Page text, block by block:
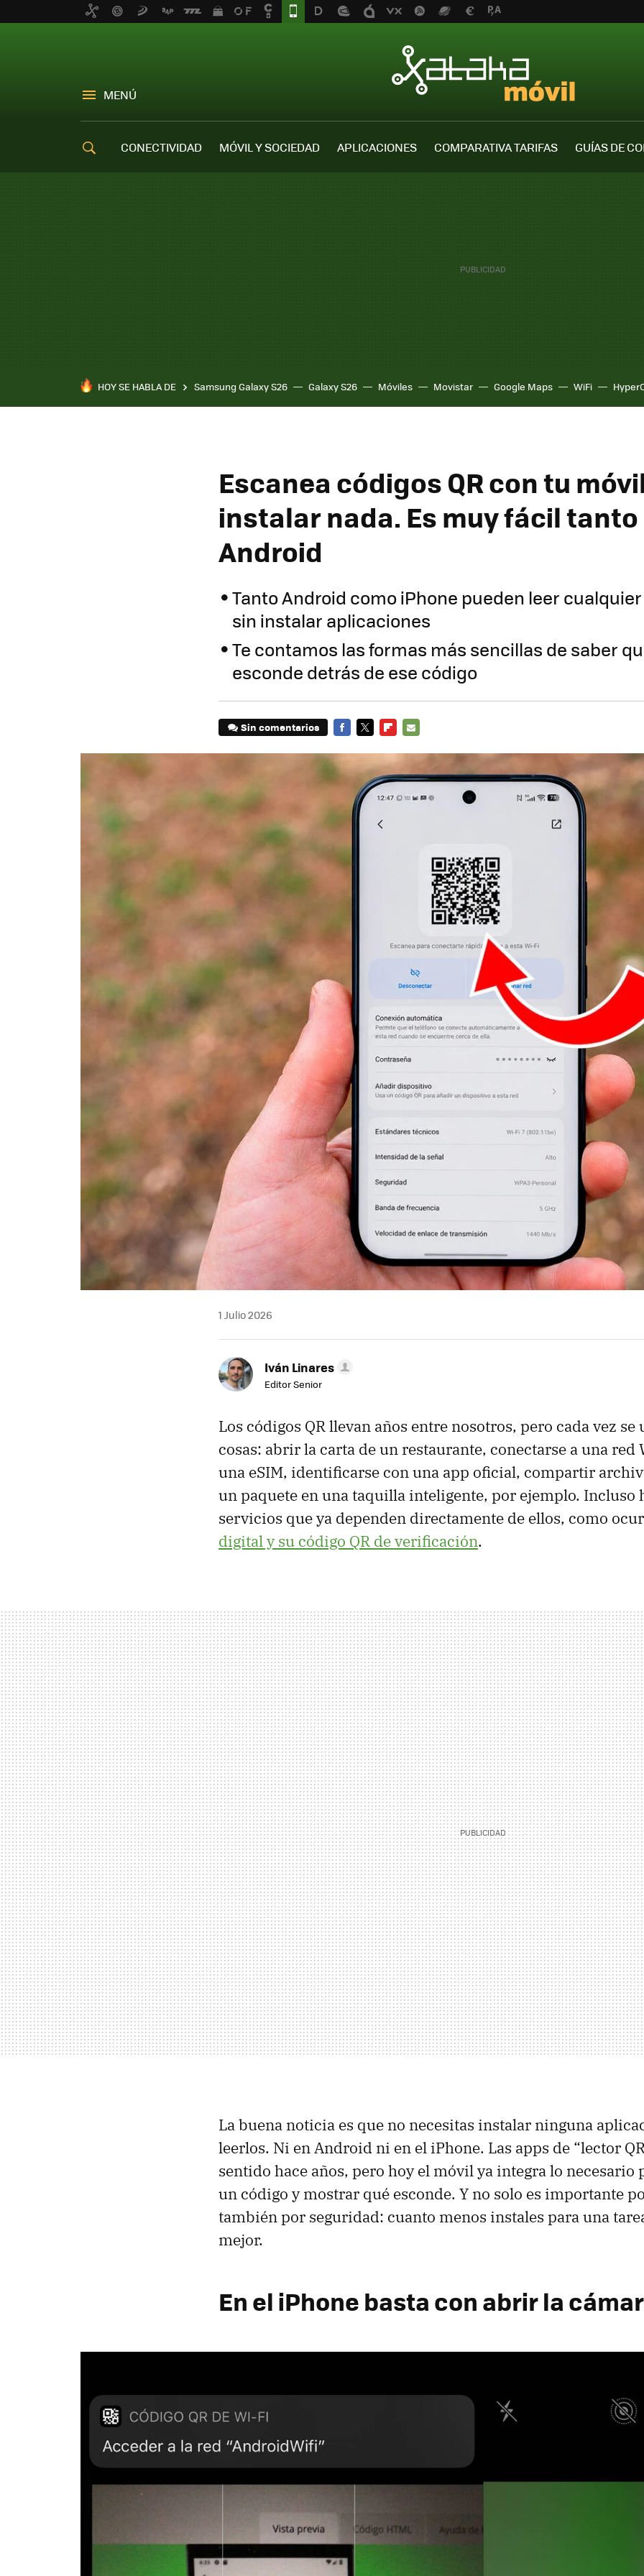
MENÚ
CONECTIVIDAD MÓVIL Y SOCIEDAD APLICACIONES COMPARATIVA TARIFAS
GUÍAS DE
HOY SE HABLA DE Samsung Galaxy S26 Galaxy S26 Móviles Movistar Google Maps WiFi
Escanea códigos QR con tu
instalar nada. Es muy fácil tanto
Android
Tanto Android como iPhone pueden leer
sin instalar aplicaciones
Te contamos las formas más sencillas de saber
esconde detrás de ese código
Sin comentarios
MAIL
1 Julio 2026
Iván Linares
Editor Senior
Los códigos QR llevan años entre nosotros, pero cada vez se
cosas: abrir la carta de un restaurante, conectarse a una red
una eSIM, identificarse con una app oficial, compartir
un paquete en una taquilla inteligente, por ejemplo. Incluso
servicios que ya dependen directamente de ellos, como
digital y su código QR de verificación.
La buena noticia es que no necesitas instalar ninguna
leerlos. Ni en Android ni en el iPhone. Las apps de “lector
sentido hace años, pero hoy el móvil ya integra lo necesario
un código y mostrar qué esconde. Y no solo es importante
también por seguridad: cuanto menos instales para una
mejor.
En el iPhone basta con abrir la